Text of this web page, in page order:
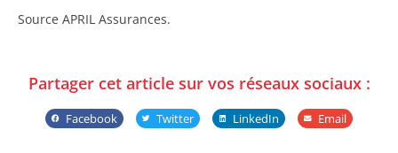
Source APRIL Assurances.
Partager cet article sur vos réseaux sociaux :
Facebook Twitter LinkedIn Email